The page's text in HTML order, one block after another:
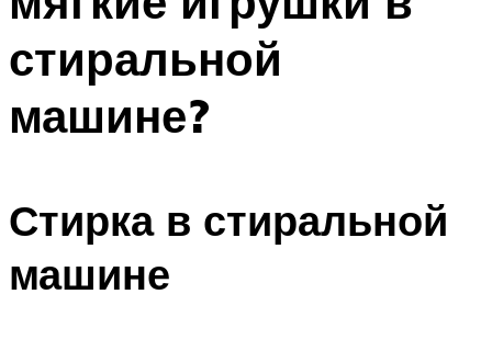
стиральной
машине?
Стирка в стиральной
машине